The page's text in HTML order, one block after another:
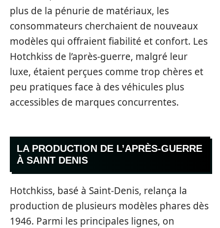
plus de la pénurie de matériaux, les
consommateurs cherchaient de nouveaux
modèles qui offraient fiabilité et confort. Les
Hotchkiss de l’après-guerre, malgré leur
luxe, étaient perçues comme trop chères et
peu pratiques face à des véhicules plus
accessibles de marques concurrentes.
LA PRODUCTION DE L’APRÈS-GUERRE
À SAINT DENIS
Hotchkiss, basé à Saint-Denis, relança la
production de plusieurs modèles phares dès
1946. Parmi les principales lignes, on